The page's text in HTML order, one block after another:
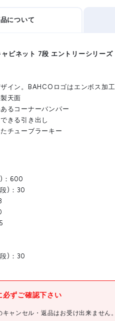
について
ビネット 7段 エントリーシリーズ
イン。BAHCOロゴはエンボス加工
天面
るコーナーバンパー
きる引き出し
チューブラーキー
：600
)：30
)：30
必ずご確認下さい
キャンセル・返品はお受け出来ません。